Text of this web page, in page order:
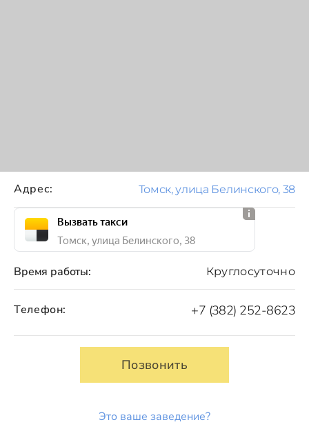
Время работы: Круглосуточно
Телефон: +7 (382) 252-8623
Позвонить
Это ваше заведение?
Адрес: Томск, улица Белинского, 38
Вызвать такси
Томск, улица Белинского, 38